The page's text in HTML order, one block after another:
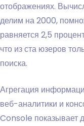
отображениях.
делим на 2000,
равняется 2,5
что из ста юзеров
поиска.
Агрегация
веб-аналитики и
Console показывает